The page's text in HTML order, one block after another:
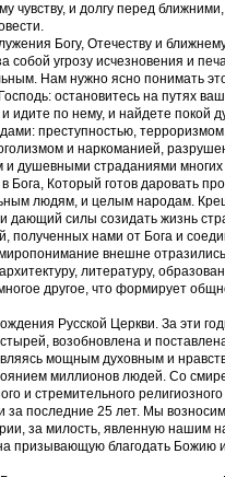
чувству, и долгу перед
Богу, Отечеству и
угрозу исчезновения и
Нам нужно ясно понимать
остановитесь на путях
и идите по нему, и найдете
преступностью,
и наркоманией,
и душевными страданиями
Который готов даровать
людям, и целым народам.
дающий силы созидать жизнь
полученных нами от Бога и
внешне
литературу,
другое, что формирует
Русской Церкви. За эти
возобновлена и
мощным духовным и
миллионов людей. Со
и стремительного
за последние 25 лет. Мы
за милость, явленную нашим
призывающую благодать Божию